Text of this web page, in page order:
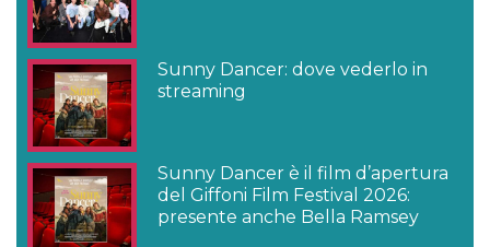
Sunny Dancer: dove vederlo in
streaming
Sunny Dancer è il film d’apertura
del Giffoni Film Festival 2026:
presente anche Bella Ramsey